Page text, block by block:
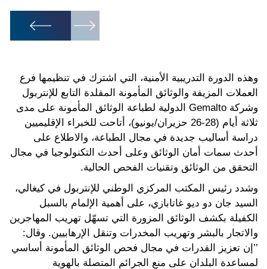
1
وهذه الدورة التدريبية الأمنية، التي اشترك في تنظيمها فرع
العملات المزيفة والوثائق المأمونة المقلدة التابع للإنتربول
وشركة Gemalto الدولية لطباعة الوثائق المأمونة على مدى
ثلاثة أيام (28-26 حزيران/يونيو)، أتاحت للخبراء الإقليميين
دراسة أساليب جديدة في مجال الطباعة، والاطلاع على
أحدث سمات أمان الوثائق وعلى أحدث التكنولوجيا في مجال
التحقق من الوثائق وتقنيات الفحص الحالية.
وشدد رئيس المكتب المركزي الوطني للإنتربول في كيغالي،
السيد جان دو ديو غاتابازي، على أهمية الإلمام بالسبل
الكفيلة بكشف الوثائق المزورة التي تسهّل تهريب المهاجرين
والاتجار بالبشر وتهريب المخدرات وتنقل الإرهابيين. وقال:
’’إن تعزيز القدرات في مجال فحص الوثائق المأمونة أساسي
لمساعدة البلدان على منع الجرائم المتصلة بالهوية